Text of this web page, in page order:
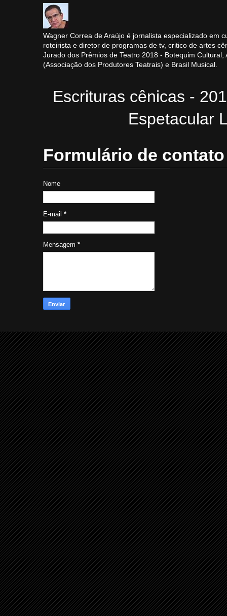
Wagner Correa de Araújo é jornalista especializado em
roteirista e diretor de programas de tv, critico de artes
Jurado dos Prêmios de Teatro 2018 - Botequim Cultural,
(Associação dos Produtores Teatrais) e Brasil Musical.
Escrituras cênicas -
Espetacular
Formulário de contato
Nome
E-mail *
Mensagem *